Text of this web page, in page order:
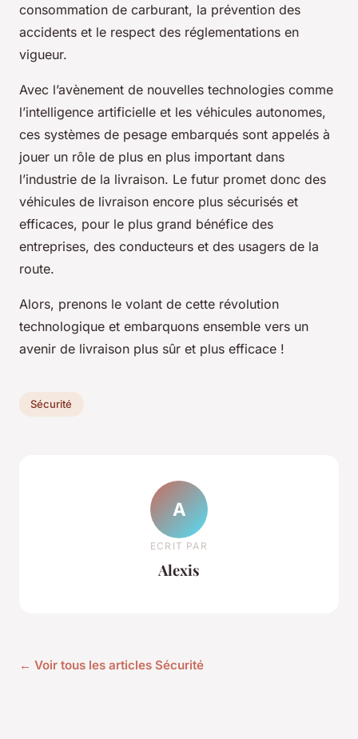
consommation de carburant, la prévention des
accidents et le respect des réglementations en
vigueur.
Avec l’avènement de nouvelles technologies comme
l’intelligence artificielle et les véhicules autonomes,
ces systèmes de pesage embarqués sont appelés à
jouer un rôle de plus en plus important dans
l’industrie de la livraison. Le futur promet donc des
véhicules de livraison encore plus sécurisés et
efficaces, pour le plus grand bénéfice des
entreprises, des conducteurs et des usagers de la
route.
Alors, prenons le volant de cette révolution
technologique et embarquons ensemble vers un
avenir de livraison plus sûr et plus efficace !
Sécurité
A
ECRIT PAR
Alexis
← Voir tous les articles Sécurité